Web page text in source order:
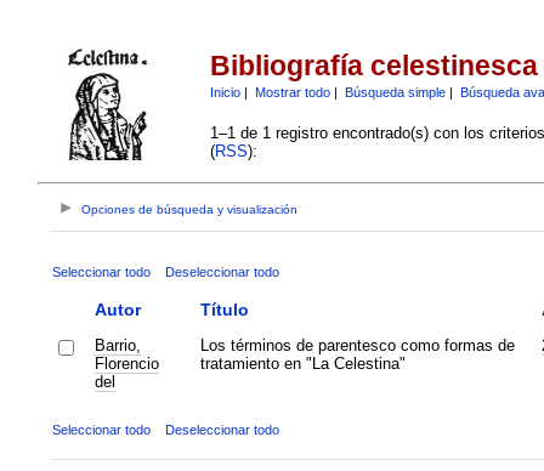
Bibliografía celestinesca
Inicio| Mostrar todo| Búsqueda simple| Búsqueda
1–1 de 1 registro encontrado(s) con los
(RSS):
Opciones de búsqueda y visualización
Seleccionar todo Deseleccionar todo
Autor Título
Barrio,
Florencio
del
Los términos de parentesco como formas de
tratamiento en "La Celestina"
Seleccionar todo Deseleccionar todo